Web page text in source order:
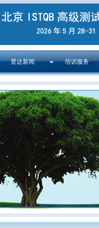
昱达新闻 培训服务